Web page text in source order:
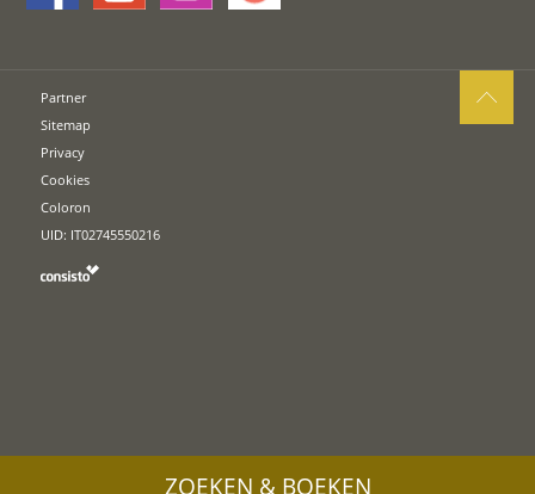
Partner
Sitemap
Privacy
Cookies
Coloron
UID: IT02745550216
ZOEKEN & BOEKEN